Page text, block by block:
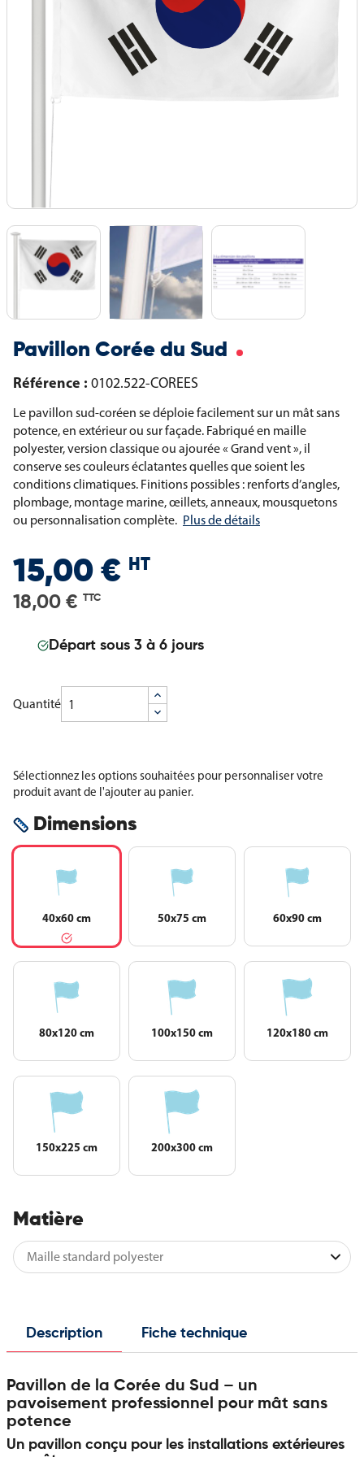
Pavillon Corée du Sud
Référence : 0102.522-COREES
Le pavillon sud-coréen se déploie facilement sur un mât sans
potence, en extérieur ou sur façade. Fabriqué en maille
polyester, version classique ou ajourée « Grand vent », il
conserve ses couleurs éclatantes quelles que soient les
conditions climatiques. Finitions possibles : renforts d’angles,
plombage, montage marine, œillets, anneaux, mousquetons
ou personnalisation complète. Plus de détails
15,00 € HT
18,00 € TTC
Départ sous 3 à 6 jours
Quantité
Sélectionnez les options souhaitées pour personnaliser votre
produit avant de l'ajouter au panier.
Dimensions
40x60 cm 50x75 cm 60x90 cm
80x120 cm 100x150 cm 120x180 cm
150x225 cm 200x300 cm
Matière
Description Fiche technique
Pavillon de la Corée du Sud – un
pavoisement professionnel pour mât sans
potence
Un pavillon conçu pour les installations extérieures